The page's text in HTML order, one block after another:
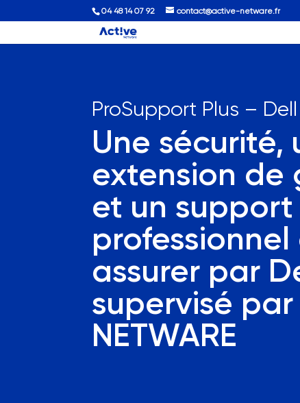
04 48 14 07 92 contact@active-netware.fr
ProSupport Plus – Dell
Une sécurité,
extension de
et un support
assurer par
supervisé par
NETWARE